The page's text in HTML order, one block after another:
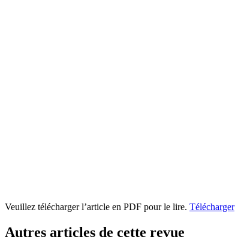
Veuillez télécharger l’article en PDF pour le lire. Télécharger
Autres articles de cette revue